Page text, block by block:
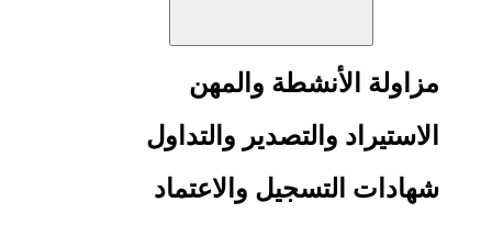
مزاولة الأنشطة والمهن
الاستيراد والتصدير والتداول
شهادات التسجيل والاعتماد